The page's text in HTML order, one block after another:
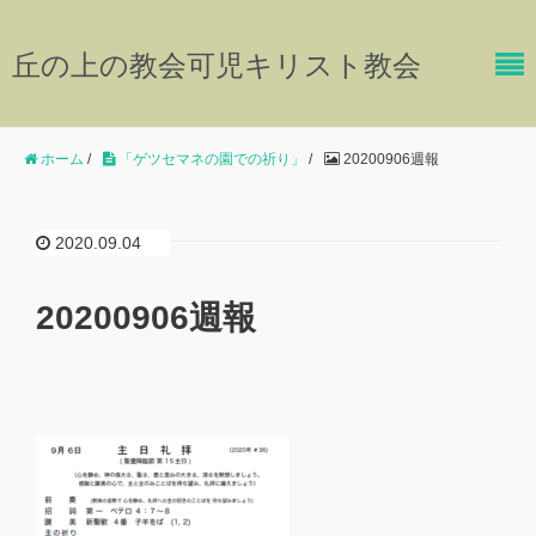
丘の上の教会可児キリスト教会
ホーム / 「ゲツセマネの園での祈り」 / 20200906週報
2020.09.04
20200906週報